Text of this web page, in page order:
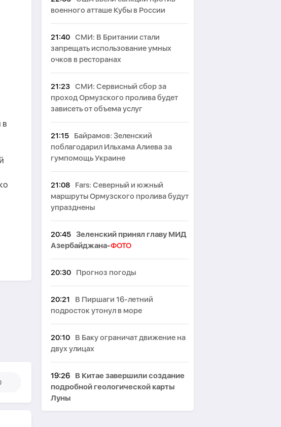
в
военного атташе Кубы в России
21:40 СМИ: В Британии стали
запрещать использование умных
очков в ресторанах
21:23 СМИ: Сервисный сбор за
проход Ормузского пролива будет
зависеть от объема услуг
21:15
Байрамов: Зеленский
поблагодарил Ильхама Алиева за
гумпомощь Украине
21:08
Fars: Северный и южный
маршруты Ормузского пролива будут
упразднены
20:45 Зеленский принял главу МИД
Азербайджана-ФОТО
20:30 Прогноз погоды
20:21
В Пиршаги 16-летний
подросток утонул в море
20:10
В Баку ограничат движение на
двух улицах
19:26
В Китае завершили создание
подробной геологической карты
Луны